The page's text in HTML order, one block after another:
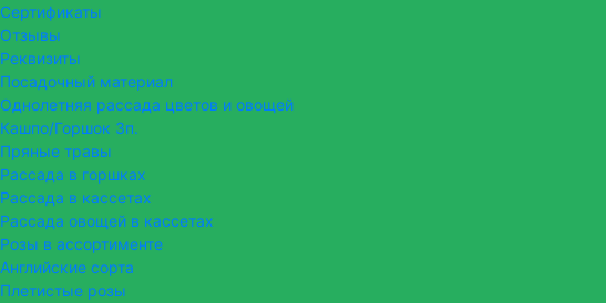
Сертификаты
Отзывы
Реквизиты
Посадочный материал
Однолетняя рассада цветов и овощей
Кашпо/Горшок 3п.
Пряные травы
Рассада в горшках
Рассада в кассетах
Рассада овощей в кассетах
Розы в ассортименте
Английские сорта
Плетистые розы